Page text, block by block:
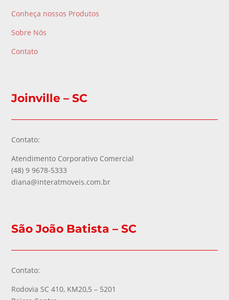
Conheça nossos Produtos
Sobre Nós
Contato
Joinville – SC
Contato:
Atendimento Corporativo Comercial
(48) 9 9678-5333
diana@interatmoveis.com.br
São João Batista – SC
Contato:
Rodovia SC 410, KM20,5 – 5201